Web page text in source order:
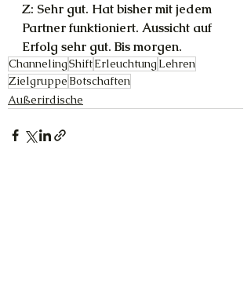
Z: Sehr gut. Hat bisher mit jedem
Partner funktioniert. Aussicht auf
Erfolg sehr gut. Bis morgen.
ChannelingShiftErleuchtung Lehren
Zielgruppe Botschaften
Außerirdische